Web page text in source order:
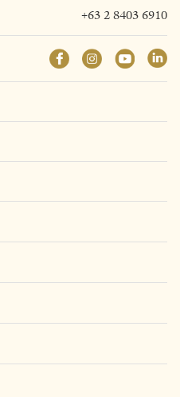
+63 2 8403 6910